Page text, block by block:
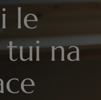
le
tui na